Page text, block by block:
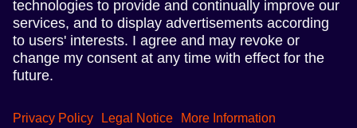
follow us
Follow us on Linkedin
Follow us on Instagram